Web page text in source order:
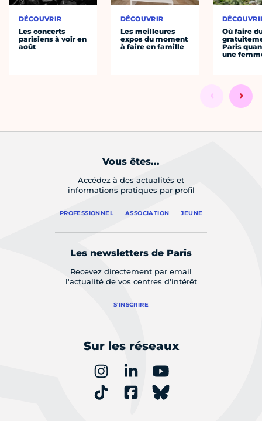
DÉCOUVRIR
Les concerts
parisiens à voir en
août
DÉCOUVRIR
Les meilleures
expos du moment
à faire en famille
Où faire
Paris
une
Vous êtes...
Accédez à des actualités et
informations pratiques par profil
PROFESSIONNEL ASSOCIATION JEUNE
Les newsletters de Paris
Recevez directement par email
l'actualité de vos centres d'intérêt
S'INSCRIRE
Sur les réseaux